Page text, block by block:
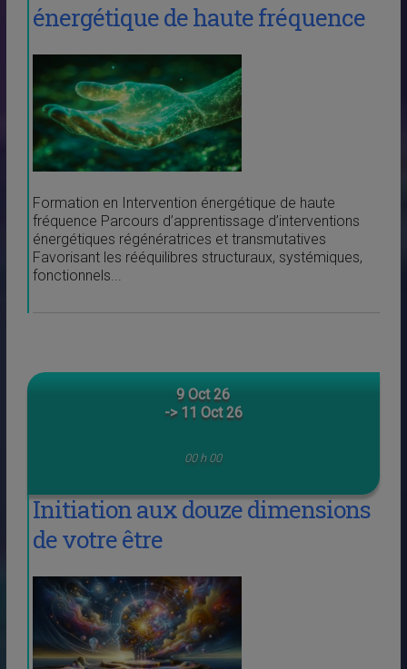
énergétique de haute fréquence
Formation en Intervention énergétique de haute
fréquence Parcours d’apprentissage d’interventions
énergétiques régénératrices et transmutatives
Favorisant les rééquilibres structuraux, systémiques,
fonctionnels...
9 Oct 26
-> 11 Oct 26
00 h 00
Initiation aux douze dimensions
de votre être